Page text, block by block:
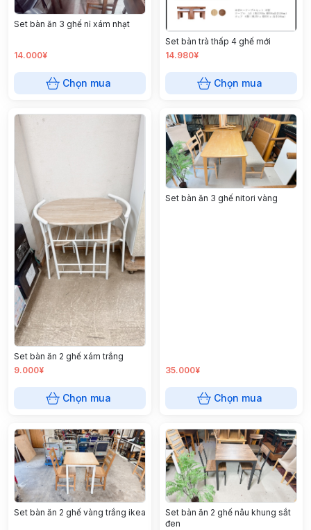
Set bàn ăn 3 ghế nỉ xám nhạt
14.000¥
Chọn mua
Set bàn trà thấp 4 ghế mới
14.980¥
Chọn mua
Set bàn ăn 2 ghế xám trắng
9.000¥
Chọn mua
Set bàn ăn 3 ghế nitori vàng
35.000¥
Chọn mua
Set bàn ăn 2 ghế vàng trắng ikea
Set bàn ăn 2 ghế nâu khung sắt
đen